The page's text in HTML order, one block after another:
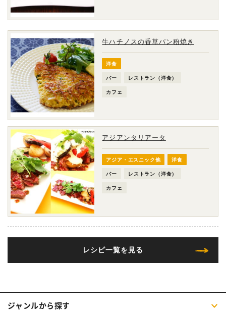
牛ハチノスの香草パン粉焼き
洋食
バー レストラン（洋食）
カフェ
アジアンタリアータ
アジア・エスニック他 洋食
バー レストラン（洋食）
カフェ
レシピ一覧を見る
ジャンルから探す